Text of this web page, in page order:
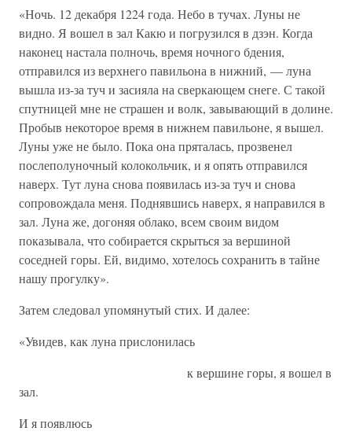
«Ночь. 12 декабря 1224 года. Небо в тучах. Луны не
видно. Я вошел в зал Какю и погрузился в дзэн. Когда
наконец настала полночь, время ночного бдения,
отправился из верхнего павильона в нижний, — луна
вышла из-за туч и засияла на сверкающем снеге. С такой
спутницей мне не страшен и волк, завывающий в долине.
Пробыв некоторое время в нижнем павильоне, я вышел.
Луны уже не было. Пока она пряталась, прозвенел
послеполуночный колокольчик, и я опять отправился
наверх. Тут луна снова появилась из-за туч и снова
сопровождала меня. Поднявшись наверх, я направился в
зал. Луна же, догоняя облако, всем своим видом
показывала, что собирается скрыться за вершиной
соседней горы. Ей, видимо, хотелось сохранить в тайне
нашу прогулку».
Затем следовал упомянутый стих. И далее:
«Увидев, как луна прислонилась
к вершине горы, я вошел в
зал.
И я появлюсь